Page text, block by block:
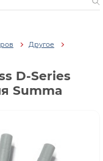
Другое
D-Series
Summa